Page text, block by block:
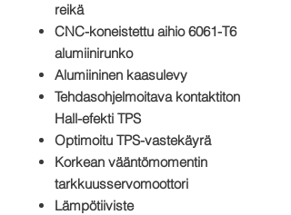
reikä
CNC-koneistettu aihio 6061-T6
alumiinirunko
Alumiininen kaasulevy
Tehdasohjelmoitava kontaktiton
Hall-efekti TPS
Optimoitu TPS-vastekäyrä
Korkean vääntömomentin
tarkkuusservomoottori
Lämpötiiviste